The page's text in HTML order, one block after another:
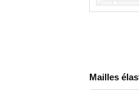
Un peu
Fin,
Mailles